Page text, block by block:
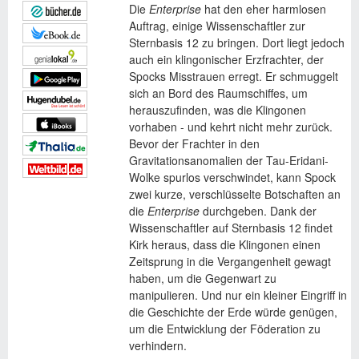
Die Enterprise hat den eher harmlosen
Auftrag, einige Wissenschaftler zur
Sternbasis 12 zu bringen. Dort liegt jedoch
auch ein klingonischer Erzfrachter, der
Spocks Misstrauen erregt. Er schmuggelt
sich an Bord des Raumschiffes, um
herauszufinden, was die Klingonen
vorhaben - und kehrt nicht mehr zurück.
Bevor der Frachter in den
Gravitationsanomalien der Tau-Eridani-
Wolke spurlos verschwindet, kann Spock
zwei kurze, verschlüsselte Botschaften an
die Enterprisedurchgeben. Dank der
Wissenschaftler auf Sternbasis 12 findet
Kirk heraus, dass die Klingonen einen
Zeitsprung in die Vergangenheit gewagt
haben, um die Gegenwart zu
manipulieren. Und nur ein kleiner Eingriff in
die Geschichte der Erde würde genügen,
um die Entwicklung der Föderation zu
verhindern.